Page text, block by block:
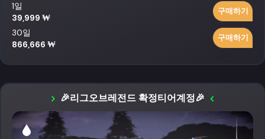
1일
39,999 ₩
구매하기
30일
866,666 ₩
구매하기
🎉리그오브레전드 확정티어계정🎉